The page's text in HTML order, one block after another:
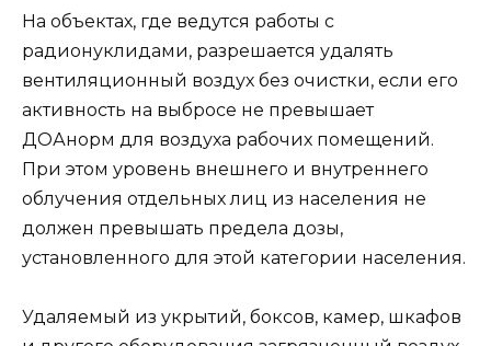
На объектах, где ведутся работы с
радионуклидами, разрешается удалять
вентиляционный воздух без очистки, если его
активность на выбросе не превышает
ДОАнорм для воздуха рабочих помещений.
При этом уровень внешнего и внутреннего
облучения отдельных лиц из населения не
должен превышать предела дозы,
установленного для этой категории населения.
Удаляемый из укрытий, боксов, камер, шкафов